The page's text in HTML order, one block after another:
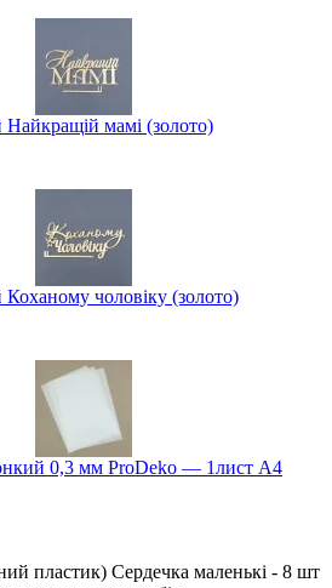
мамі (золото)
чоловіку (золото)
0,3 мм ProDeko — 1лист А4
пластик) Сердечка маленькі - 8 шт